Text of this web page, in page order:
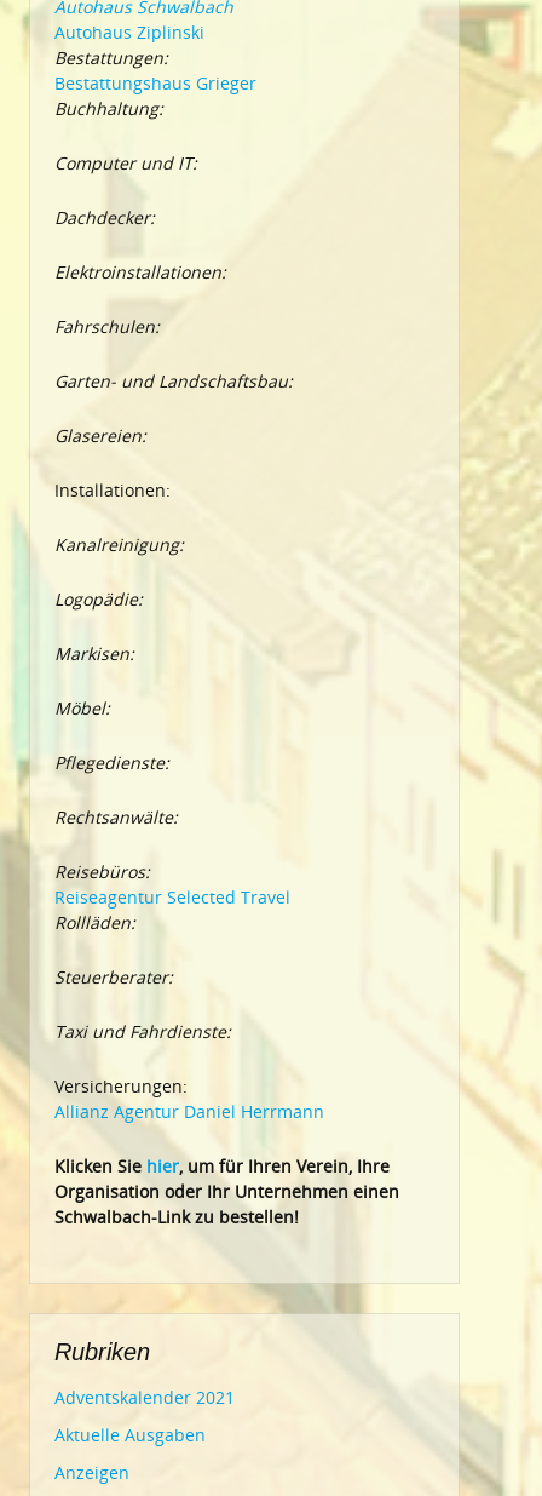
Autohaus Schwalbach
Autohaus Ziplinski
Bestattungen:
Bestattungshaus Grieger
Buchhaltung:
Computer und IT:
Dachdecker:
Elektroinstallationen:
Fahrschulen:
Garten- und Landschaftsbau:
Glasereien:
Installationen:
Kanalreinigung:
Logopädie:
Markisen:
Möbel:
Pflegedienste:
Rechtsanwälte:
Reisebüros:
Reiseagentur Selected Travel
Rollläden:
Steuerberater:
Taxi und Fahrdienste:
Versicherungen:
Allianz Agentur Daniel Herrmann
Klicken Sie hier, um für Ihren Verein, Ihre
Organisation oder Ihr Unternehmen einen
Schwalbach-Link zu bestellen!
Rubriken
Adventskalender 2021
Aktuelle Ausgaben
Anzeigen